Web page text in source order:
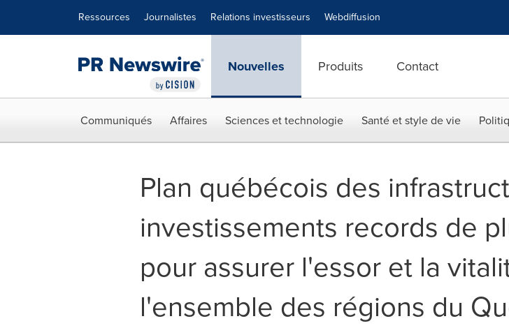
Ressources Journalistes Relations investisseurs Webdiffusion
Nouvelles Produits Contact
Communiqués Affaires Sciences et technologie Santé et style de vie
Plan québécois des
investissements records de
pour assurer l'essor et la
l'ensemble des régions du